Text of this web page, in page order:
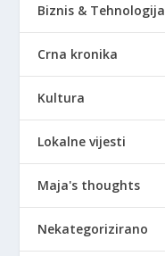
Biznis & Tehnologija
Crna kronika
Kultura
Lokalne vijesti
Maja's thoughts
Nekategorizirano